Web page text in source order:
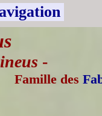
-
Famille des